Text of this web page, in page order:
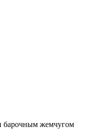
барочным жемчугом